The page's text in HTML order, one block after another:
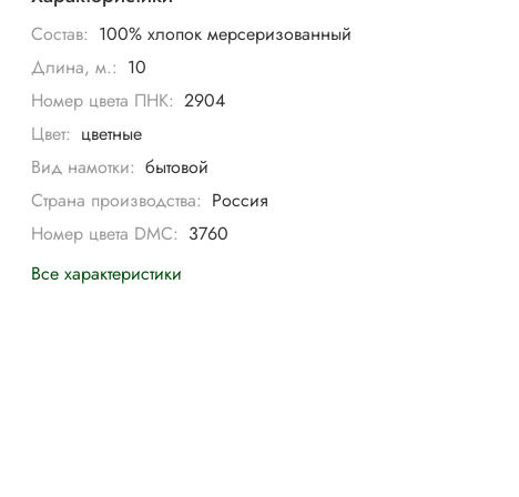
Состав: 100% хлопок мерсеризованный
Длина, м.: 10
Номер цвета ПНК: 2904
Цвет: цветные
Вид намотки: бытовой
Страна производства: Россия
Номер цвета DMC: 3760
Все характеристики